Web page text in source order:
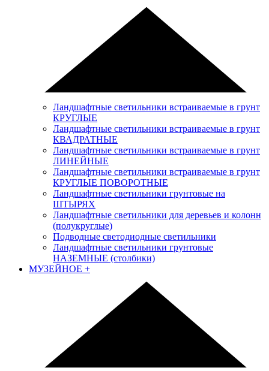
Ландшафтные светильники встраиваемые в грунт
КРУГЛЫЕ
Ландшафтные светильники встраиваемые в грунт
КВАДРАТНЫЕ
Ландшафтные светильники встраиваемые в грунт
ЛИНЕЙНЫЕ
Ландшафтные светильники встраиваемые в грунт
КРУГЛЫЕ ПОВОРОТНЫЕ
Ландшафтные светильники грунтовые на
ШТЫРЯХ
Ландшафтные светильники для деревьев и колонн
(полукруглые)
Подводные светодиодные светильники
Ландшафтные светильники грунтовые
НАЗЕМНЫЕ (столбики)
МУЗЕЙНОЕ +